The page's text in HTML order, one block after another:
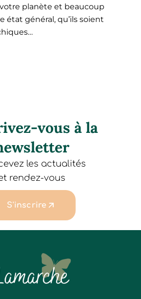
planète et beaucoup
état général, qu’ils soient
vous à la
les actualités
rendez-vous
S'inscrire